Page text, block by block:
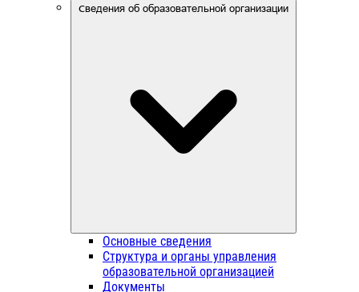
Сведения об образовательной организации
Основные сведения
Структура и органы управления
образовательной организацией
Документы